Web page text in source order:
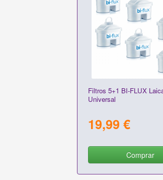
Filtros 5+1 BI-FLUX
Universal
19,99 €
Comprar